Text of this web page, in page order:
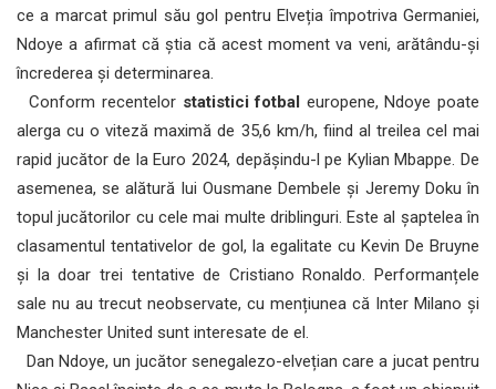
ce a marcat primul său gol pentru Elveția împotriva Germaniei,
Ndoye a afirmat că știa că acest moment va veni, arătându-și
încrederea și determinarea.
Conform recentelor statistici fotbal europene, Ndoye poate
alerga cu o viteză maximă de 35,6 km/h, fiind al treilea cel mai
rapid jucător de la Euro 2024, depășindu-l pe Kylian Mbappe. De
asemenea, se alătură lui Ousmane Dembele și Jeremy Doku în
topul jucătorilor cu cele mai multe driblinguri. Este al șaptelea în
clasamentul tentativelor de gol, la egalitate cu Kevin De Bruyne
și la doar trei tentative de Cristiano Ronaldo. Performanțele
sale nu au trecut neobservate, cu mențiunea că Inter Milano și
Manchester United sunt interesate de el.
Dan Ndoye, un jucător senegalezo-elvețian care a jucat pentru